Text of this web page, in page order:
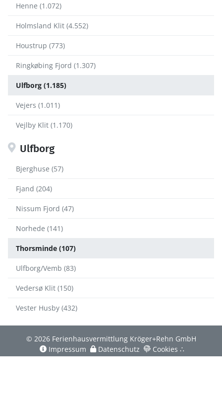
Henne (1.072)
Holmsland Klit (4.552)
Houstrup (773)
Ringkøbing Fjord (1.307)
Ulfborg (1.185)
Vejers (1.011)
Vejlby Klit (1.170)
Ulfborg
Bjerghuse (57)
Fjand (204)
Nissum Fjord (47)
Norhede (141)
Thorsminde (107)
Ulfborg/Vemb (83)
Vedersø Klit (150)
Vester Husby (432)
© 2026 Ferienhausvermittlung Kröger+Rehn GmbH
Impressum
Datenschutz Cookies ∴